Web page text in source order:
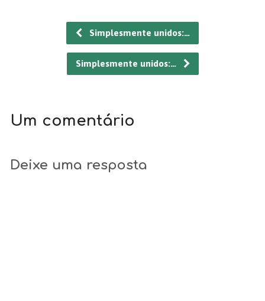
Simplesmente unidos:…
Simplesmente unidos:…
Um comentário
Deixe uma resposta